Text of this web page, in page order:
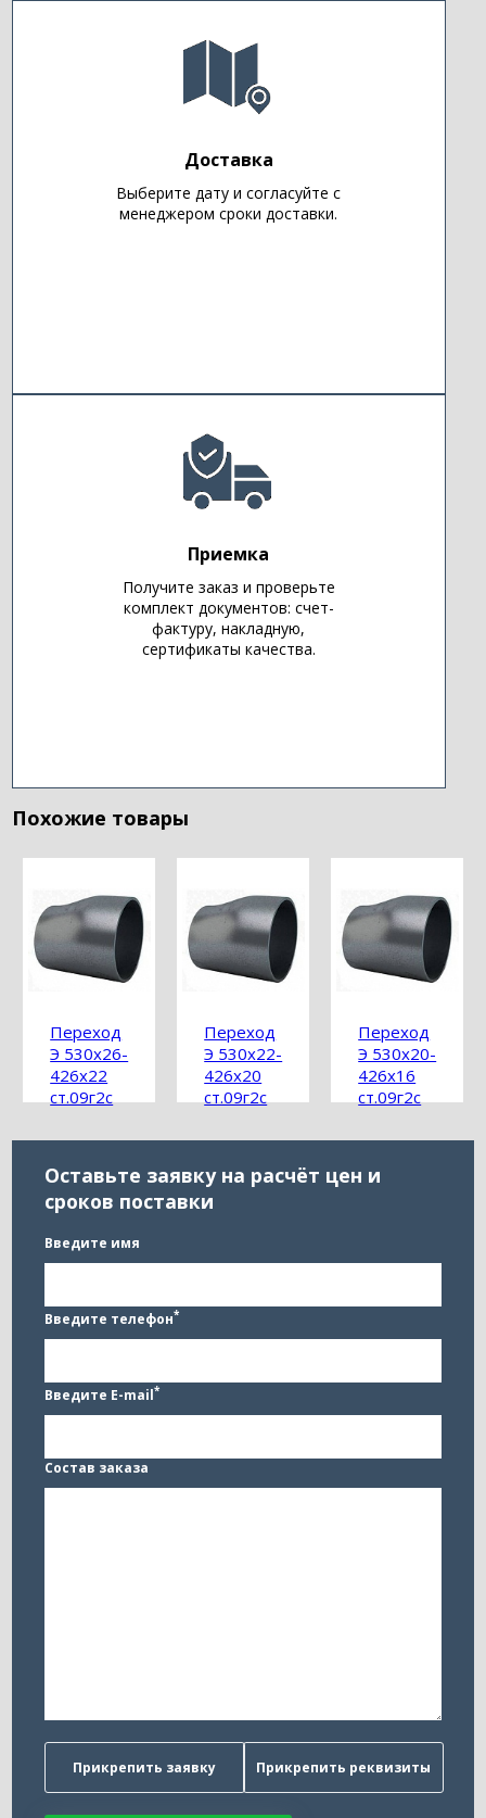
Доставка
Выберите дату и согласуйте с
менеджером сроки доставки.
Приемка
Получите заказ и проверьте
комплект документов: счет-
фактуру, накладную,
сертификаты качества.
Похожие товары
Переход
Э 530х26-
426х22
ст.09г2с
17378-
Переход
Э 530х22-
426х20
ст.09г2с
17378-
Переход
Э 530х20-
426х16
ст.09г2с
17378-
Оставьте заявку на расчёт цен и
сроков поставки
Введите имя
Введите телефон*
Введите E-mail*
Состав заказа
Прикрепить заявку Прикрепить реквизиты